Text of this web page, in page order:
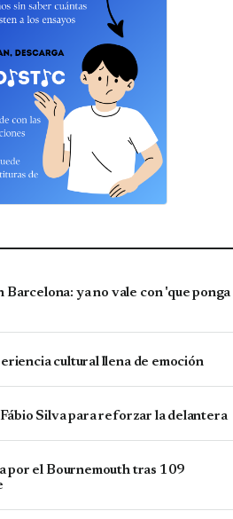
Barcelona: ya no vale con 'que ponga
cultural llena de emoción
Silva para reforzar la delantera
por el Bournemouth tras 109